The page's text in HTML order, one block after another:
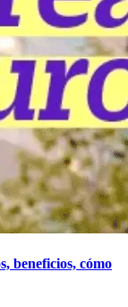
beneficios, cómo